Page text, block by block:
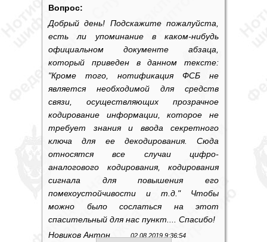
Вопрос:
Добрый день! Подскажите пожалуйста,
есть ли упоминание в каком-нибудь
официальном документе абзаца,
который приведен в данном тексте:
"Кроме того, нотификация ФСБ не
является необходимой для средств
связи, осуществляющих прозрачное
кодирование информации, которое не
требует знания и ввода секретного
ключа для ее декодирования. Сюда
относятся все случаи цифро-
аналогового кодирования, кодирования
сигнала для повышения его
помехоустойчивости и т.д." Чтобы
можно было сослаться на этот
спасительный для нас пункт.... Спасибо!
Новиков Антон
02.08.2019 9:36:54